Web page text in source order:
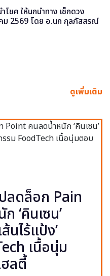
โชค ให้นกนำทาง เช็กดวง
ม 2569 โดย อ.นก กุลภัสสรณ์
ดูเพิ่มเติม
ลดล็อก Pain
‘คินเซน’
ส้นไร้แป้ง’
เนื้อนุ่ม
ลตี้